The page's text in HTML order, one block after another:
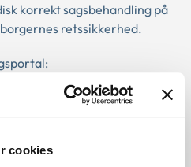
cookies
korrekt sagsbehandling på
retssikkerhed.
til flytning uden samtykke